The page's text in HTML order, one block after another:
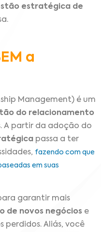
estratégica de
a
Management) é um
do relacionamento
A partir da adoção do
passa a ter
fazendo com que
em suas
garantir mais
de novos negócios e
perdidos. Aliás, você